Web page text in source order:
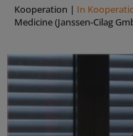
Kooperation | In
Medicine (Janssen-Cilag